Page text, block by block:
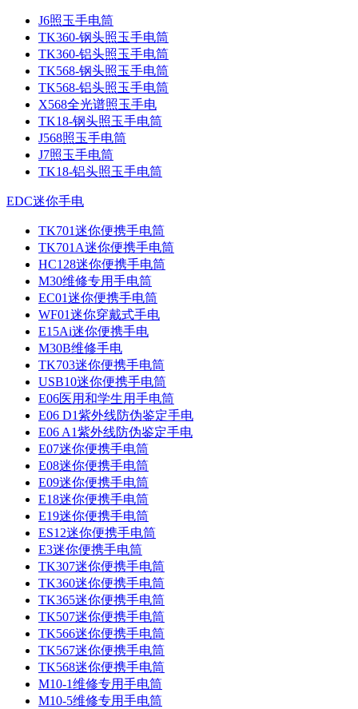
J6照玉手电筒
TK360-钢头照玉手电筒
TK360-铝头照玉手电筒
TK568-钢头照玉手电筒
TK568-铝头照玉手电筒
X568全光谱照玉手电
TK18-钢头照玉手电筒
J568照玉手电筒
J7照玉手电筒
TK18-铝头照玉手电筒
EDC迷你手电
TK701迷你便携手电筒
TK701A迷你便携手电筒
HC128迷你便携手电筒
M30维修专用手电筒
EC01迷你便携手电筒
WF01迷你穿戴式手电
E15Ai迷你便携手电
M30B维修手电
TK703迷你便携手电筒
USB10迷你便携手电筒
E06医用和学生用手电筒
E06 D1紫外线防伪鉴定手电
E06 A1紫外线防伪鉴定手电
E07迷你便携手电筒
E08迷你便携手电筒
E09迷你便携手电筒
E18迷你便携手电筒
E19迷你便携手电筒
ES12迷你便携手电筒
E3迷你便携手电筒
TK307迷你便携手电筒
TK360迷你便携手电筒
TK365迷你便携手电筒
TK507迷你便携手电筒
TK566迷你便携手电筒
TK567迷你便携手电筒
TK568迷你便携手电筒
M10-1维修专用手电筒
M10-5维修专用手电筒